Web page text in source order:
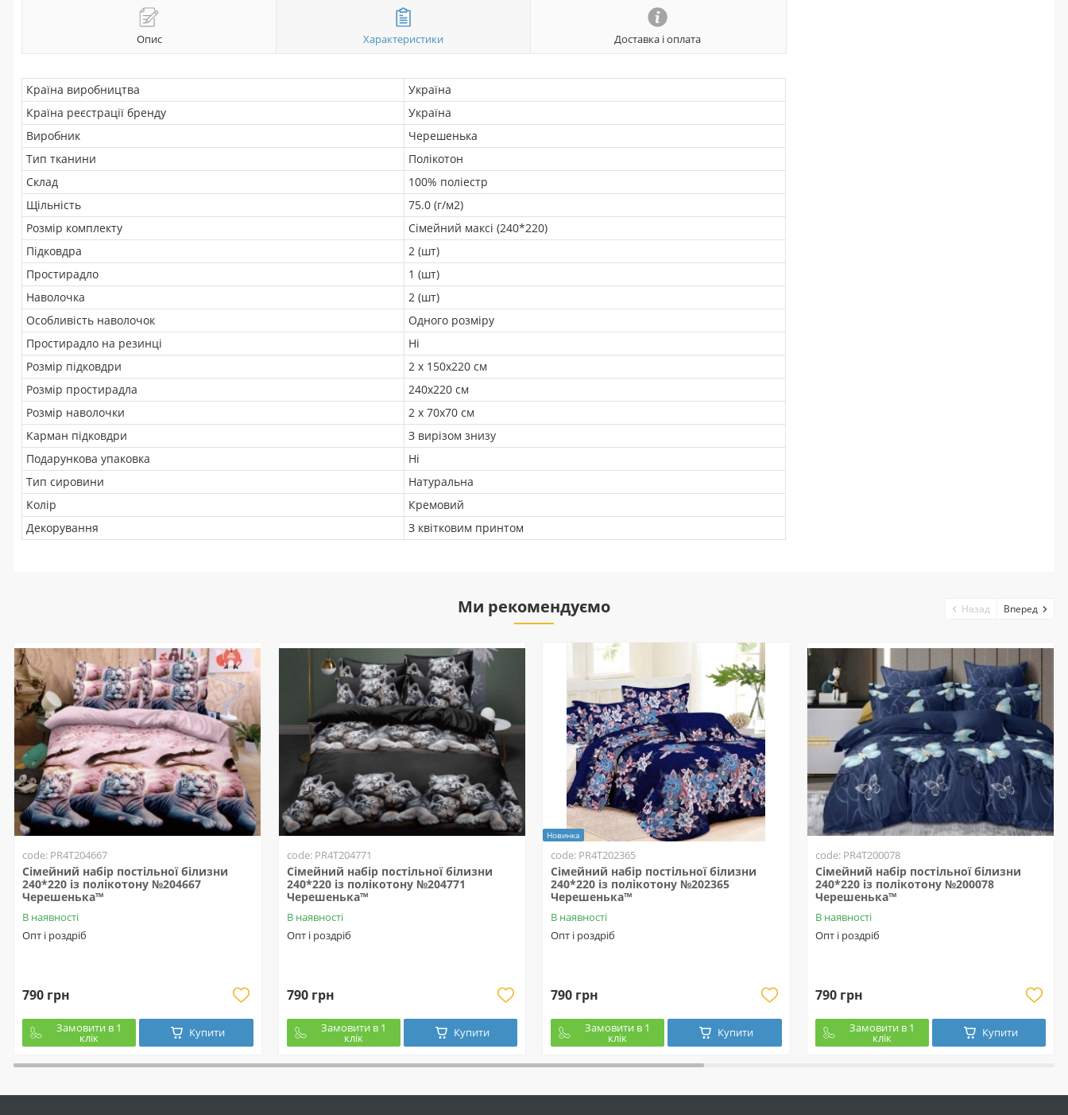
Опис Характеристики Доставка і оплата
Країна виробництва
Україна
Країна реєстрації бренду
Україна
Виробник
Черешенька
Тип тканини
Полікотон
Склад
100% поліестр
Щільність
75.0 (г/м2)
Розмір комплекту
Сімейний максі (240*220)
Підковдра
2 (шт)
Простирадло
1 (шт)
Наволочка
2 (шт)
Особливість наволочок
Одного розміру
Простирадло на резинці
Ні
Розмір підковдри
2 х 150х220 см
Розмір простирадла
240х220 см
Розмір наволочки
2 х 70х70 см
Карман підковдри
З вирізом знизу
Подарункова упаковка
Ні
Тип сировини
Натуральна
Колір
Кремовий
Декорування
З квітковим принтом
Ми рекомендуємо
code: PR4T204667
Сімейний набір постільної білизни
240*220 із полікотону №204667
Черешенька™
В наявності
Опт і роздріб
790 грн
Замовити в 1
клік Купити
code: PR4T204771
Сімейний набір постільної білизни
240*220 із полікотону №204771
Черешенька™
В наявності
Опт і роздріб
790 грн
Замовити в 1
клік Купити
Новинка
code: PR4T202365
Сімейний набір постільної білизни
240*220 із полікотону №202365
Черешенька™
В наявності
Опт і роздріб
790 грн
Замовити в 1
клік Купити
code: PR4T200078
Сімейний набір постільної білизни
240*220 із полікотону №200078
Черешенька™
В наявності
Опт і роздріб
790 грн
Замовити в 1
клік Купити
Назад Вперед